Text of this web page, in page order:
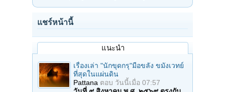
แชร์หน้านี้
แนะนำ
เรื่องเล่า "นักขุดกรุ"มือขลัง ขมังเวทย์
ที่สุดในแผ่นดิน
Pattana ตอบ วันนี้เมื่อ 07:57